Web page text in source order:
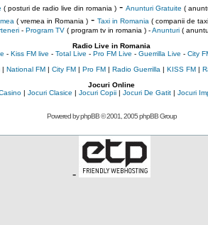
( posturi de radio live din romania )- Anunturi Gratuite (
( vremea in Romania )- Taxi in Romania ( companii de
- Program TV( program tv in romania )-Anunturi(
Radio Live in Romania
- Kiss FM live - Total Live - Pro FM Live - Guerrilla Live - City
| National FM| City FM| Pro FM| Radio Guerrilla | KISS FM|
Jocuri Online
| Jocuri Clasice | Jocuri Copii| Jocuri De Gatit| Jocuri
Powered byphpBB© 2001, 2005 phpBB Group
-